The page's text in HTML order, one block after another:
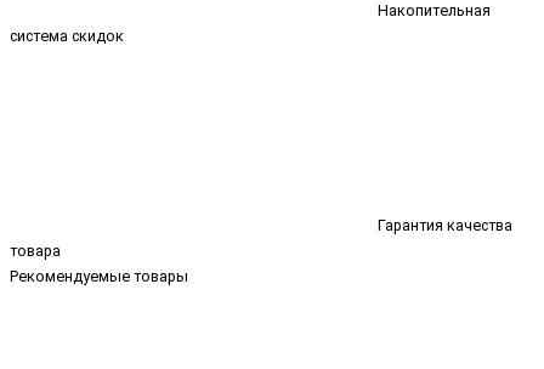
Накопительная
система скидок
Гарантия качества
товара
Рекомендуемые товары